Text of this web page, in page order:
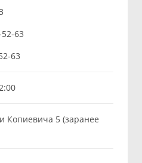
63
63
Копиевича 5 (заранее